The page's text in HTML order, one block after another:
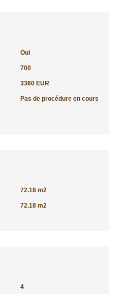
Oui
700
3360 EUR
Pas de procédure en cours
72.18 m2
72.18 m2
4